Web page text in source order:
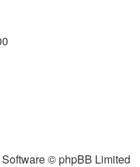
© phpBB Limited